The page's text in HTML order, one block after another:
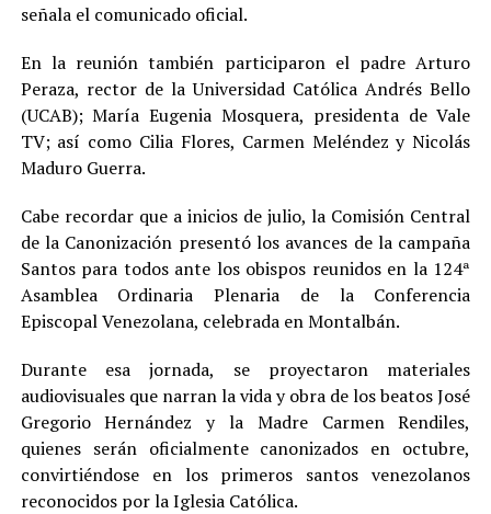
señala el comunicado oficial.
En la reunión también participaron el padre Arturo
Peraza, rector de la Universidad Católica Andrés Bello
(UCAB); María Eugenia Mosquera, presidenta de Vale
TV; así como Cilia Flores, Carmen Meléndez y Nicolás
Maduro Guerra.
Cabe recordar que a inicios de julio, la Comisión Central
de la Canonización presentó los avances de la campaña
Santos para todos ante los obispos reunidos en la 124ª
Asamblea Ordinaria Plenaria de la Conferencia
Episcopal Venezolana, celebrada en Montalbán.
Durante esa jornada, se proyectaron materiales
audiovisuales que narran la vida y obra de los beatos José
Gregorio Hernández y la Madre Carmen Rendiles,
quienes serán oficialmente canonizados en octubre,
convirtiéndose en los primeros santos venezolanos
reconocidos por la Iglesia Católica.